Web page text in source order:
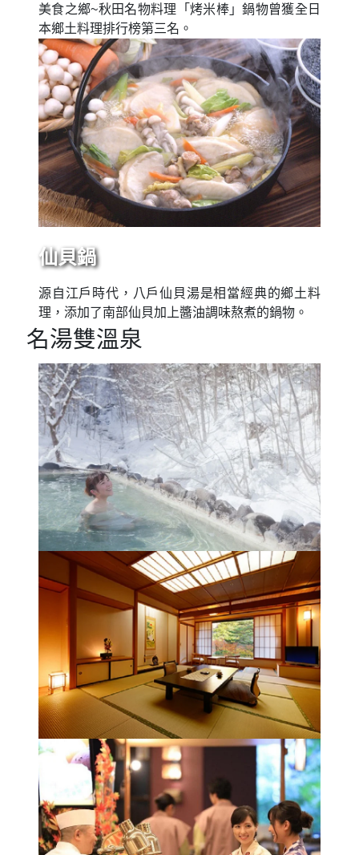
美食之鄉~秋田名物料理「烤米棒」鍋物曾獲全日
本鄉土料理排行榜第三名。
仙貝鍋
源自江戶時代，八戶仙貝湯是相當經典的鄉土料
理，添加了南部仙貝加上醬油調味熬煮的鍋物。
名湯雙溫泉